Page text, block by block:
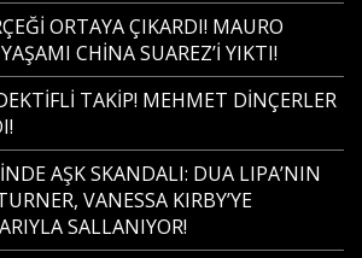
ORTAYA ÇIKARDI! MAURO
CHİNA SUAREZ’İ YIKTI!
TAKİP! MEHMET DİNÇERLER
AŞK SKANDALI: DUA LIPA’NIN
VANESSA KIRBY’YE
SALLANIYOR!